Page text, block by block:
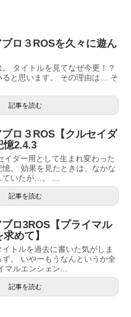
ブロ３ROSを久々に遊ん
タイトルを見てなぜ今更！？
ると思います。 その理由は… そ
記事を読む
ブロ３ROS【クルセイダ
憶2.4.3
イダー用として生まれ変わった
。 効果を見たときは、なかな
ていたが…。 ...
記事を読む
ブロ3ROS【プライマル
めて】
トルを過去に書いた気がしま
。 いやーもうなんというか全
マルエンシェン...
記事を読む